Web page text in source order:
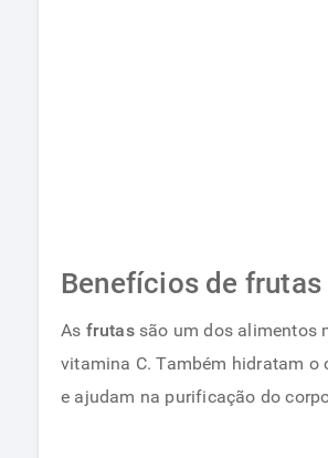
Benefícios de frutas
As frutassão um dos alimentos
vitamina C. Também hidratam
e ajudam na purificação do